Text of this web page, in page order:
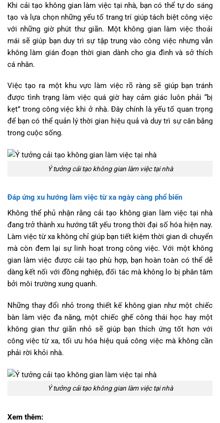
Khi cải tạo không gian làm việc tại nhà, bạn có thể tự do sáng
tạo và lựa chọn những yếu tố trang trí giúp tách biệt công việc
với những giờ phút thư giãn. Một không gian làm việc thoải
mái sẽ giúp bạn duy trì sự tập trung vào công việc nhưng vẫn
không làm gián đoạn thời gian dành cho gia đình và sở thích
cá nhân.
Việc tạo ra một khu vực làm việc rõ ràng sẽ giúp bạn tránh
được tình trạng làm việc quá giờ hay cảm giác luôn phải “bị
kẹt” trong công việc khi ở nhà. Đây chính là yếu tố quan trọng
để bạn có thể quản lý thời gian hiệu quả và duy trì sự cân bằng
trong cuộc sống.
Ý tưởng cải tạo không gian làm việc tại nhà
Đáp ứng xu hướng làm việc từ xa ngày càng phổ biến
Không thể phủ nhận rằng cải tạo không gian làm việc tại nhà
đang trở thành xu hướng tất yếu trong thời đại số hóa hiện nay.
Làm việc từ xa không chỉ giúp bạn tiết kiệm thời gian di chuyển
mà còn đem lại sự linh hoạt trong công việc. Với một không
gian làm việc được cải tạo phù hợp, bạn hoàn toàn có thể dễ
dàng kết nối với đồng nghiệp, đối tác mà không lo bị phân tâm
bởi môi trường xung quanh.
Những thay đổi nhỏ trong thiết kế không gian như một chiếc
bàn làm việc đa năng, một chiếc ghế công thái học hay một
không gian thư giãn nhỏ sẽ giúp bạn thích ứng tốt hơn với
công việc từ xa, tối ưu hóa hiệu quả công việc mà không cần
phải rời khỏi nhà.
Ý tưởng cải tạo không gian làm việc tại nhà
Xem thêm: